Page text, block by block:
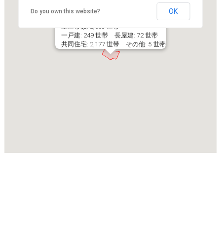
大阪府大阪市都島区都島南通２丁目
主世帯数: 2,503 世帯
一戸建: 249 世帯 長屋建: 72 世帯
共同住宅: 2,177 世帯 その他: 5 世帯
Do you own this website? OK